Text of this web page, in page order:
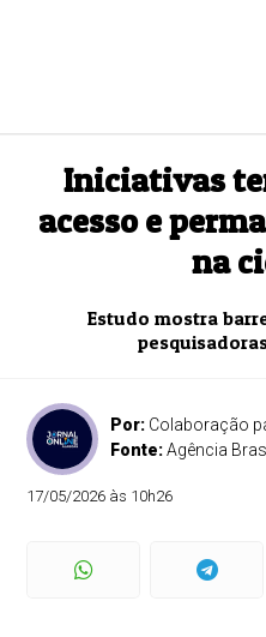
Iniciativas
acesso e
na
Estudo mostra
Por: Colaboração
Fonte:Agência
17/05/2026 às 10h26